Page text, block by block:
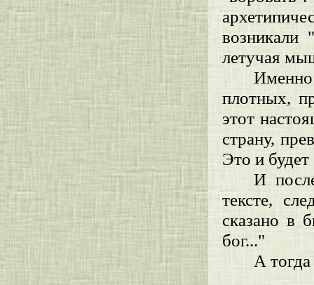
летучая
Именно
плотных,
этот
страну,
Это и будет
И
тексте,
сказано в
бог..."
А тогда